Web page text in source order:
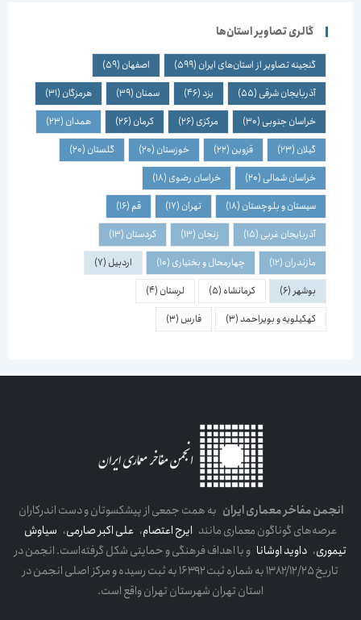
گالری تصاویر استان‌ها
گنجینه تصاویر از استان‌های ایران(599) اصفهان(59)
آذربایجان شرقی(55)
(46) سمنان(39) هرمزگان(31)
خراسان جنوبی(30) مرکزی(26) کرمان(26) همدان(23)
گیلان(23) قزوین(22) خوزستان(20) گلستان(20)
خراسان شمالی(20) خراسان رضوی(18)
سیستان و بلوچستان(18) تهران(17)
(16)
آذربایجان غربی(15) زنجان(13) کردستان(13)
مازندران(12) چهارمحال و بختیاری(10) اردبیل(7)
بوشهر(6) کرمانشاه(5) لرستان(4)
کهکیلویه و بویراحمد(3) فارس(3)
انجمن مفاخر معماری ایرانبه همت جمعی از پیشکسوتان و دست اندرکاران
عرصه‌های گوناگون معماری مانندایرج اعتصام،علی اکبر صارمی،سیاوش
تیموری،داوید اوشاناو با اهداف فرهنگی و حمایتی شکل گرفته‌است. انجمن در
تاریخ ۱۳۸۲/۱۲/۲۵ به شماره ثبت ۱۶۳۹۲ به ثبت رسیده و مرکز اصلی انجمن در
استان تهران شهرستان تهران واقع است.